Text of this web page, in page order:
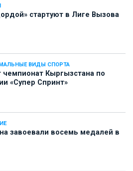
стартуют в Лиге Вызова
ВИДЫ СПОРТА
Кыргызстана по
«Супер Спринт»
завоевали восемь медалей в